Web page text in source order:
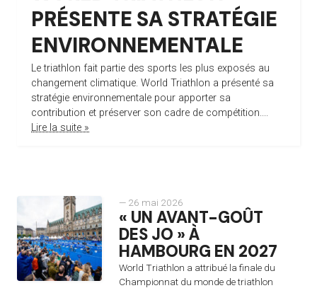
PRÉSENTE SA STRATÉGIE
ENVIRONNEMENTALE
Le triathlon fait partie des sports les plus exposés au
changement climatique. World Triathlon a présenté sa
stratégie environnementale pour apporter sa
contribution et préserver son cadre de compétition....
Lire la suite »
— 26 mai 2026
« UN AVANT-GOÛT
DES JO » À
HAMBOURG EN 2027
World Triathlon a attribué la finale du
Championnat du monde de triathlon